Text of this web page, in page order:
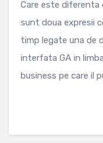
Care este diferenta
sunt doua expresii
timp legate una de
interfata GA in
business pe care il